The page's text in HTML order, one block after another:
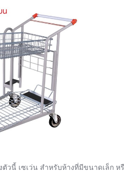
วนี้ เซเว่น สำหรับห้างที่มีขนาดเล็ก